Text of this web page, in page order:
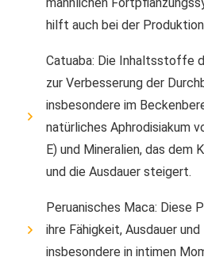
hilft auch bei der
Catuaba: Die Inhaltsstoffe
zur Verbesserung der
insbesondere im
natürliches Aphrodisiakum
E) und Mineralien, das dem
und die Ausdauer steigert.
Peruanisches Maca: Diese
ihre Fähigkeit, Ausdauer
insbesondere in intimen